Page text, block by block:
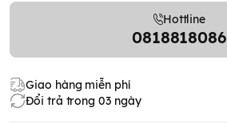
Hottline
0818818086
Giao hàng miễn phí
Đổi trả trong 03 ngày